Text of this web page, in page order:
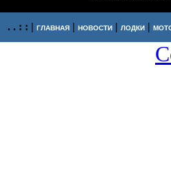
. . : : | ГЛАВНАЯ| НОВОСТИ| ЛОДКИ|